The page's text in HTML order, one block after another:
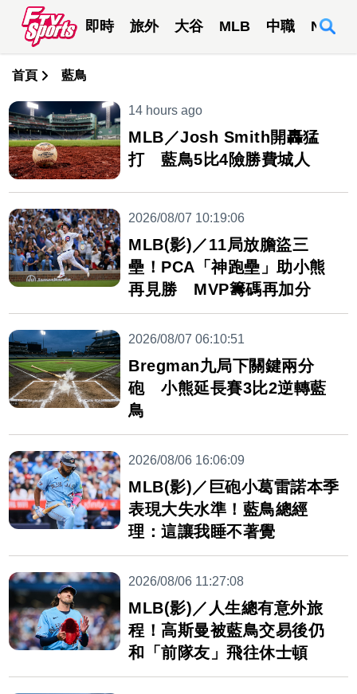
即時 旅外 大谷 MLB 中職 NBA
首頁 藍鳥
14 hours ago
MLB／Josh Smith開轟猛
打 藍鳥5比4險勝費城人
2026/08/07 10:19:06
MLB(影)／11局放膽盜三
壘！PCA「神跑壘」助小熊
再見勝 MVP籌碼再加分
2026/08/07 06:10:51
Bregman九局下關鍵兩分
砲 小熊延長賽3比2逆轉藍
鳥
2026/08/06 16:06:09
MLB(影)／巨砲小葛雷諾本季
表現大失水準！藍鳥總經
理：這讓我睡不著覺
2026/08/06 11:27:08
MLB(影)／人生總有意外旅
程！高斯曼被藍鳥交易後仍
和「前隊友」飛往休士頓